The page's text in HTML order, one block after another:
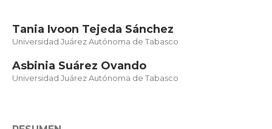
Tania Ivoon Tejeda Sánchez
Universidad Juárez Autónoma de Tabasco
Asbinia Suárez Ovando
Universidad Juárez Autónoma de Tabasco